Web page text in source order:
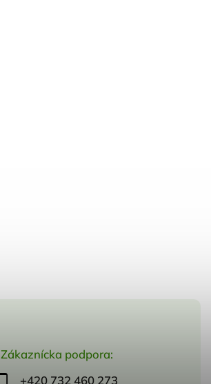
Zákaznícka podpora:
+420 732 460 273